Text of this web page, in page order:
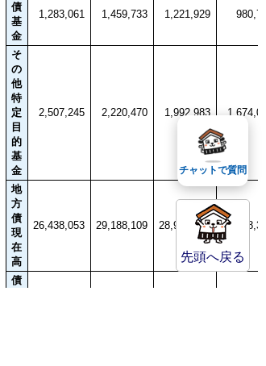
債
基
金
1,283,061 1,459,733 1,221,929
そ
の
他
特
定
目
的
基
金
2,507,245 2,220,470 1,992,983
地
方
債
現
在
高
26,438,053 29,188,109 28,985,857
債
先頭へ戻る
チャットで質問